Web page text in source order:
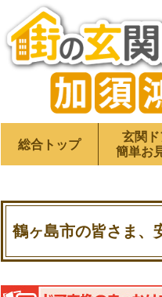
総合トップ
玄関
簡単お
鶴ヶ島市の皆さま、